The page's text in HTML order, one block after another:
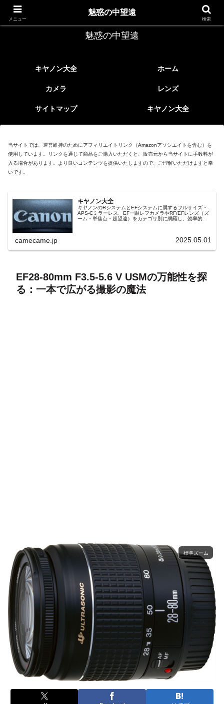
レトロなEFレンズ
魅惑の中望遠
キヤノン大全 ホーム
カメラ レンズ
サイトマップ キヤノン大全
当サイトでは、運営維持のためにアフィリエイトリンク（Amazonアソシエイトを含む）を
使用しています。リンクを通じて商品をご購入いただくと、販売元から当サイトに手数料が
入る場合があります。より良いコンテンツを提供いたしますので、ご理解いただけますと幸
いです。
キヤノン大全
キヤノンのRシステムとEFシステムに属するフルサイズ・
APS-Cミラーレス、EF一眼レフカメラやRF/EFレンズ（ズ
ーム・単焦点・超望遠）をカテゴリ別に網羅し、効率的に
camecame.jp 2025.05.01
EF28-80mm F3.5-5.6 V USMの万能性を探
る：一本で広がる撮影の魔法
標準ズーム
メニュー
魅惑の中望遠
検索